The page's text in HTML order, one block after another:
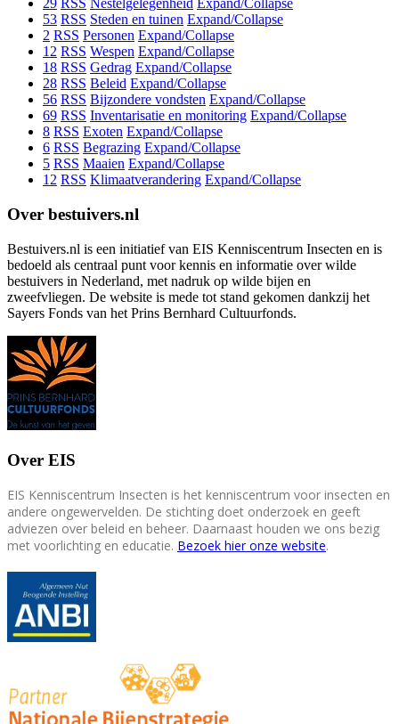
29 RSS Nestelgelegenheid Expand/Collapse
53 RSS Steden en tuinen Expand/Collapse
2 RSS Personen Expand/Collapse
12 RSS Wespen Expand/Collapse
18 RSS Gedrag Expand/Collapse
28 RSS Beleid Expand/Collapse
56 RSS Bijzondere vondsten Expand/Collapse
69 RSS Inventarisatie en monitoring Expand/Collapse
8 RSS Exoten Expand/Collapse
6 RSS Begrazing Expand/Collapse
5 RSS Maaien Expand/Collapse
12 RSS Klimaatverandering Expand/Collapse
Over bestuivers.nl
Bestuivers.nl is een initiatief van EIS Kenniscentrum Insecten en is
bedoeld als centraal punt voor kennis en informatie over wilde
bestuivers in Nederland, met nadruk op wilde bijen en
zweefvliegen. De website is mede tot stand gekomen dankzij het
Sayers Fonds van het Prins Bernhard Cultuurfonds.
Over EIS
EIS Kenniscentrum Insecten is het kenniscentrum voor insecten en
andere ongewervelden. De stichting doet onderzoek en geeft
adviezen over beleid en beheer. Daarnaast houden we ons bezig
met voorlichting en educatie. Bezoek hier onze website.